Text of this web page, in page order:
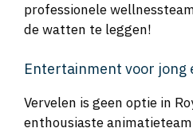
professionele
de watten te leggen!
Entertainment voor jong
Vervelen is geen optie in
enthousiaste